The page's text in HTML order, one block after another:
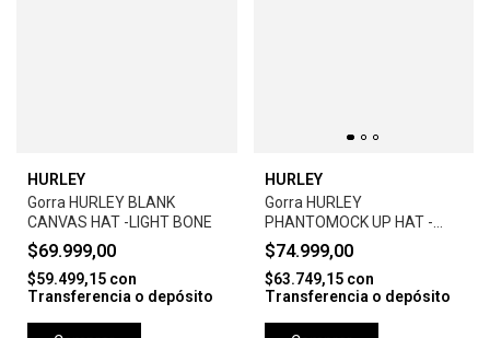
HURLEY
Gorra HURLEY BLANK
CANVAS HAT -LIGHT BONE
$69.999,00
$59.499,15 con
Transferencia o depósito
HURLEY
Gorra HURLEY
PHANTOMOCK UP HAT -
BLACK
$74.999,00
$63.749,15 con
Transferencia o depósito